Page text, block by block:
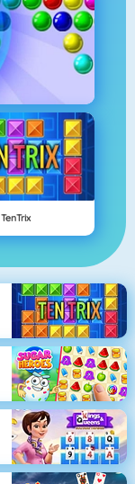
TenTrix